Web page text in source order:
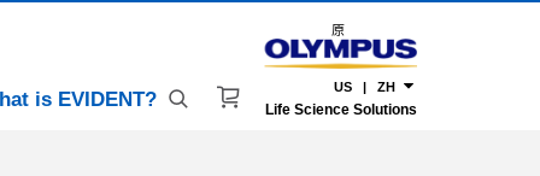
原
is EVIDENT?
US | ZH
Life Science Solutions